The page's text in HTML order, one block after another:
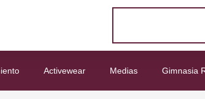
Activewear Medias Gimnasia